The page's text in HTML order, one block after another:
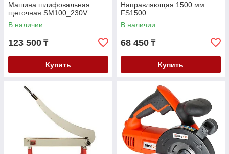
Машина шлифовальная
щеточная SM100_230V
В наличии
123 500 ₸
Купить
Направляющая 1500 мм
FS1500
В наличии
68 450 ₸
Купить